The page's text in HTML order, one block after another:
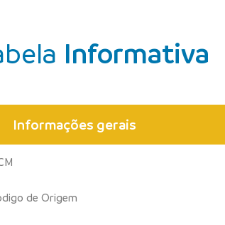
Informativa
Informações gerais
de Origem